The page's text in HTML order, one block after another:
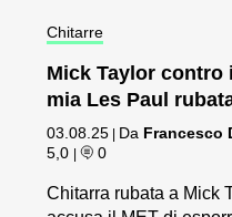
Chitarre
Mick Taylor contro
mia Les Paul
03.08.25 | Da Francesco
5,0 | 0
Chitarra rubata a Mick